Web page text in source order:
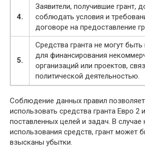
4.
Заявители, получившие грант,
соблюдать условия и
договоре на предоставление
5.
Средства гранта не могут
для финансирования
организаций или проектов,
политической деятельностью.
Соблюдение данных правил
использовать средства гранта Евро 2
поставленных целей и задач. В случае
использования средств, грант может
взысканы убытки.